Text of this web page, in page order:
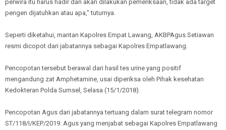
perwira itu harus hadir dan akan dilakukan pemeriksaan, tidak ada target
pengen dijatuhkan atau apa," tuturnya.
Seperti diketahui, mantan Kapolres Empat Lawang, AKBPAgus Setiawan
resmi dicopot dari jabatannya sebagai Kapolres Empatlawang.
Pencopotan tersebut berawal dari hasil tes urine yang positif
mengandung zat Amphetamine, usai diperiksa oleh Pihak kesehatan
Kedokteran Polda Sumsel, Selasa (15/1/2018).
Pencopotan Agus dari jabatannya tertuang dalam surat telegram nomor
ST/118/I/KEP/2019. Agus yang menjabat sebagai Kapolres Empatlawang